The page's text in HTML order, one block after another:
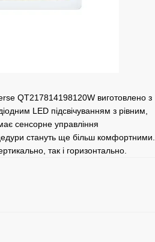
QT217814198120W виготовлено з
LED підсвічуванням з рівним,
сенсорне управління
стануть ще більш комфортними.
так і горизонтально.